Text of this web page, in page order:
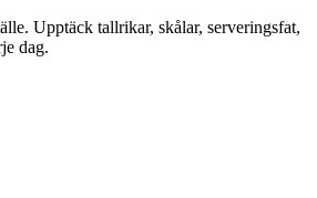
Upptäck tallrikar, skålar, serveringsfat,
dag.